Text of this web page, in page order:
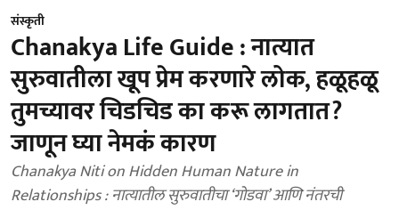
संस्कृती
Chanakya Life Guide : नात्यात
सुरुवातीला खूप प्रेम करणारे लोक, हळूहळू
तुमच्यावर चिडचिड का करू लागतात?
जाणून घ्या नेमकं कारण
Chanakya Niti on Hidden Human Nature in
Relationships : नात्यातील सुरुवातीचा ‘गोडवा’ आणि नंतरची